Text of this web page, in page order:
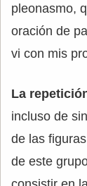
pleonasmo,
oración de
vi con mis
La
incluso de
de las
de este